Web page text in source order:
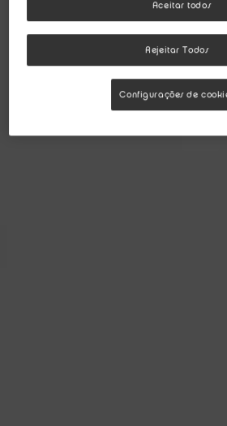
Rejeitar Todos
Aceitar todos
Configurações de